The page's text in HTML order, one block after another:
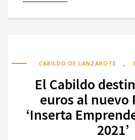
CABILDO DE LANZAROTE ,
El Cabildo
euros al nuevo
‘Inserta
2021’